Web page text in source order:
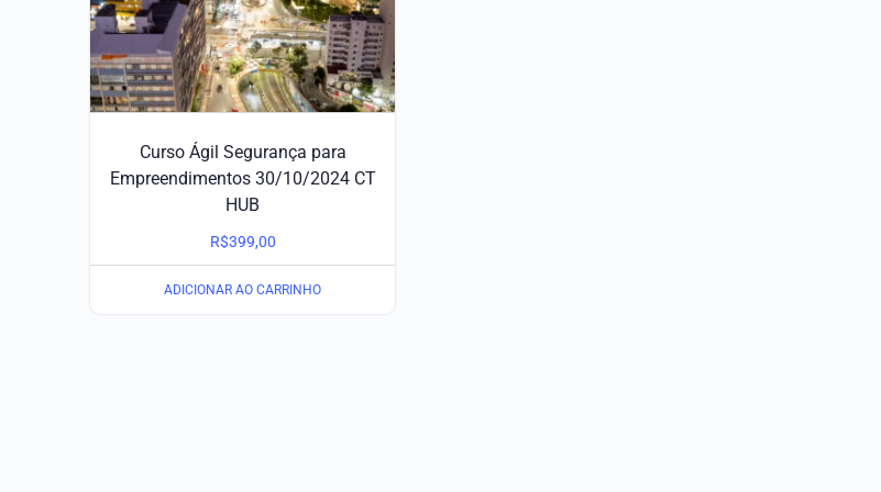
Curso Ágil Segurança para
Empreendimentos 30/10/2024 CT
HUB
R$399,00
ADICIONAR AO CARRINHO